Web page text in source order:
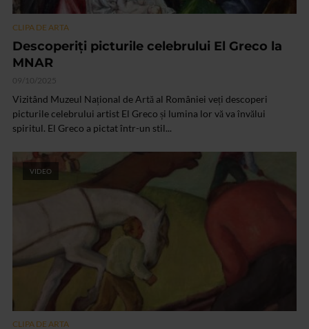
CLIPA DE ARTA
Descoperiți picturile celebrului El Greco la
MNAR
09/10/2025
Vizitând Muzeul Național de Artă al României veți descoperi
picturile celebrului artist El Greco și lumina lor vă va învălui
spiritul. El Greco a pictat într-un stil...
VIDEO
CLIPA DE ARTA